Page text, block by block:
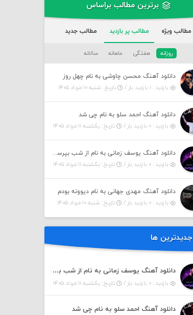
برترین مطالب براساس
مطالب ویژه مطالب پر بازدید مطالب جدید
روزانه هفتگی ماهانه سالانه
دانلود آهنگ محسن چاوشی به نام چهل روز
بازدید : ۱ بازدید بار /
تاریخ : شنبه ۱۰ مرداد ۱۴۰۵
دانلود آهنگ احمد سلو به نام چی شد
بازدید : ۰ بازدید بار /
تاریخ : یکشنبه ۱۱ مرداد ۱۴۰۵
دانلود آهنگ یوسف زمانی به نام از شب بپرسین میگه چه روزگاری دارم
بازدید : ۰ بازدید بار /
تاریخ : یکشنبه ۱۱ مرداد ۱۴۰۵
دانلود آهنگ مهدی جهانی به نام دیوونه بودم
بازدید : ۰ بازدید بار /
تاریخ : شنبه ۱۰ مرداد ۱۴۰۵
جدیدترین ها
دانلود آهنگ یوسف زمانی به نام از شب بپرسین میگه چه روزگاری دارم
بازدید : ۰ بازدید بار / تاریخ : یکشنبه ۱۱ مرداد ۱۴۰۵
دانلود آهنگ احمد سلو به نام چی شد